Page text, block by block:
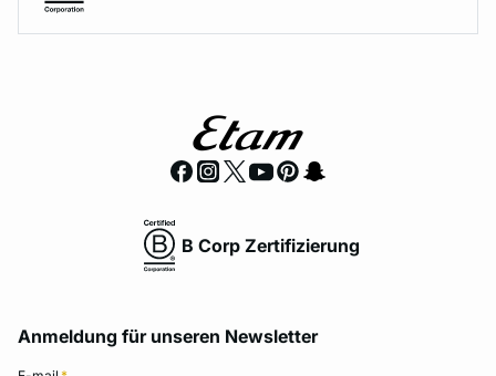
B Corp Zertifizierung
Anmeldung für unseren Newsletter